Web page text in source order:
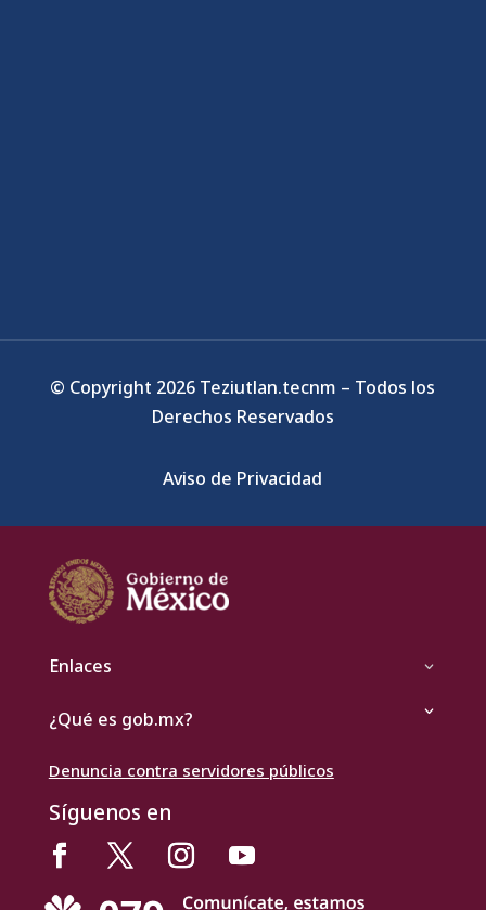
© Copyright 2026 Teziutlan.tecnm – Todos los
Derechos Reservados
Aviso de Privacidad
Enlaces
¿Qué es gob.mx?
Denuncia contra servidores públicos
Síguenos en